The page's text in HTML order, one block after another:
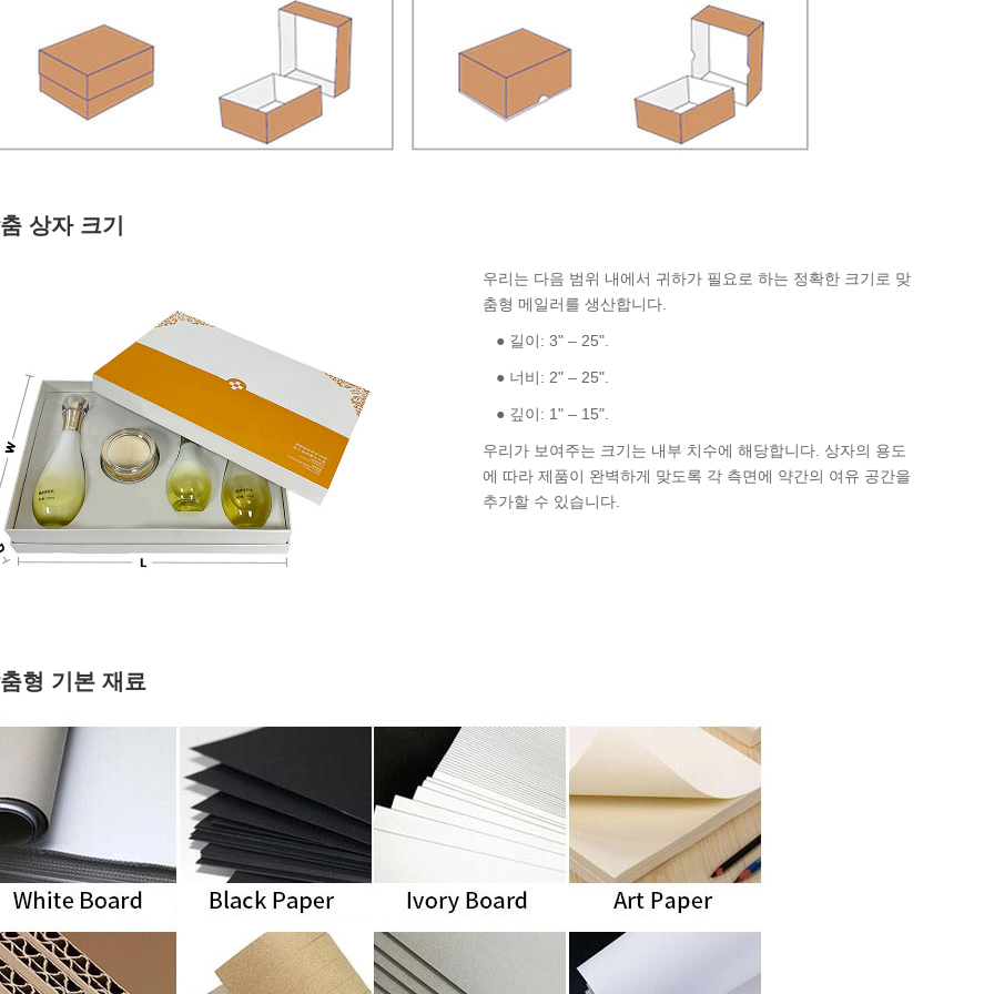
상자 크기
우리는 다음 범위 내에서 귀하가 필요로 하는 정확한 크기로 맞
춤형 메일러를 생산합니다.
● 길이: 3" – 25".
● 너비: 2" – 25".
● 깊이: 1" – 15".
우리가 보여주는 크기는 내부 치수에 해당합니다. 상자의 용도
에 따라 제품이 완벽하게 맞도록 각 측면에 약간의 여유 공간을
추가할 수 있습니다.
형 기본 재료